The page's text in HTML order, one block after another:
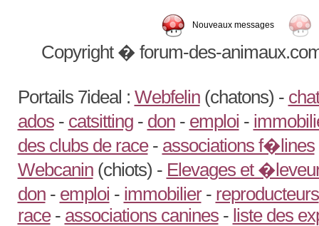
Nouveaux messages
Copyright � forum-des-
Portails 7ideal : Webfelin(chatons) -
ados- catsitting- don- emploi -
des clubs de race- associations f�lines
Webcanin(chiots) - Elevages et
don- emploi - immobilier- reproducteurs
race- associations canines- liste des